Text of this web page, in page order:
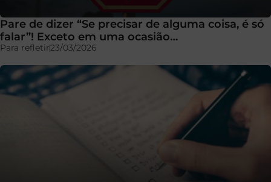
Pare de dizer “Se precisar de alguma coisa, é só
falar”! Exceto em uma ocasião…
Para refletir23/03/2026